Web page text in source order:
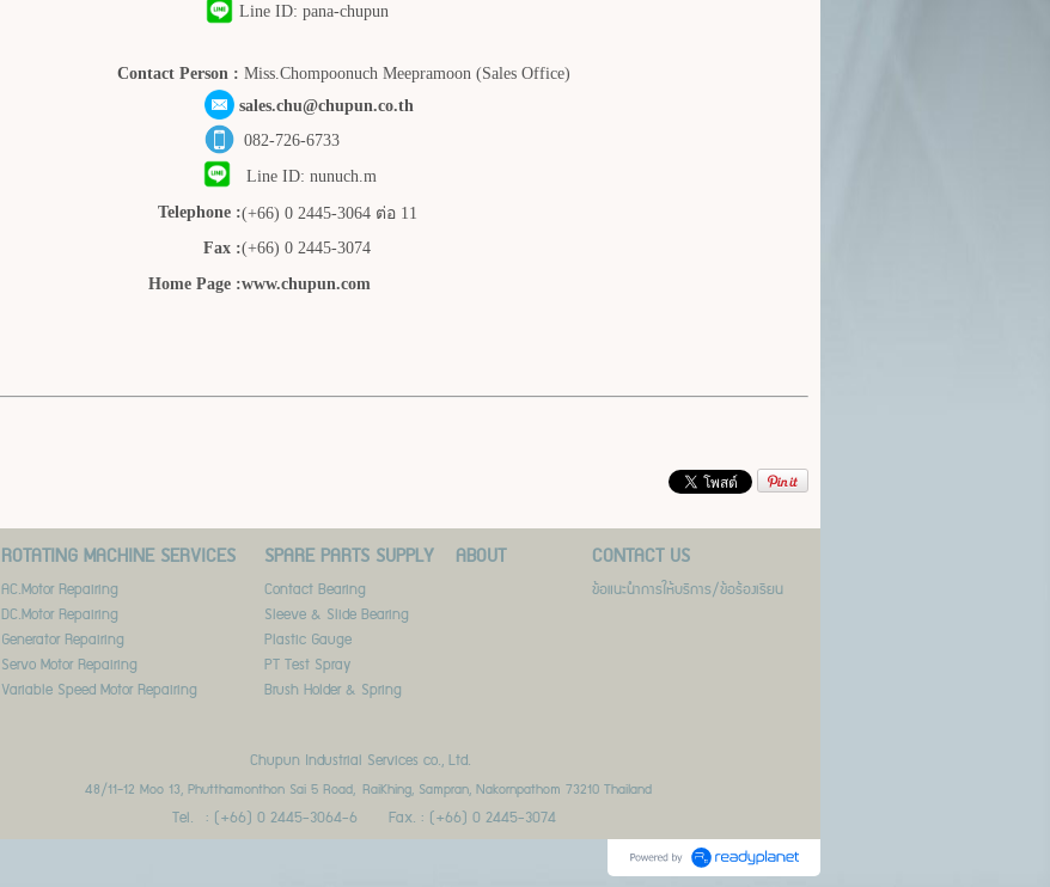
Line ID: pana-chupun
Contact Person : Miss.Chompoonuch Meepramoon (Sales Office)
sales.chu@chupun.co.th
082-726-6733
Line ID: nunuch.m
Telephone :(+66) 0 2445-3064 ต่อ 11
Fax :(+66) 0 2445-3074
Home Page :www.chupun.com
ROTATING MACHINE SERVICES
AC.Motor Repairing
DC.Motor Repairing
Generator Repairing
Servo Motor Repairing
Variable Speed Motor Repairing
SPARE PARTS SUPPLY
Contact Bearing
Sleeve & Slide Bearing
Plastic Gauge
PT Test Spray
Brush Holder & Spring
ABOUT CONTACT US
ข้อแนะนำการให้บริการ/ข้อร้องเรียน
Chupun Industrial Services co., Ltd.
48/11-12 Moo 13, Phutthamonthon Sai 5 Road, RaiKhing, Sampran, Nakornpathom 73210 Thailand
Tel. : (+66) 0 2445-3064-6 Fax. : (+66) 0 2445-3074